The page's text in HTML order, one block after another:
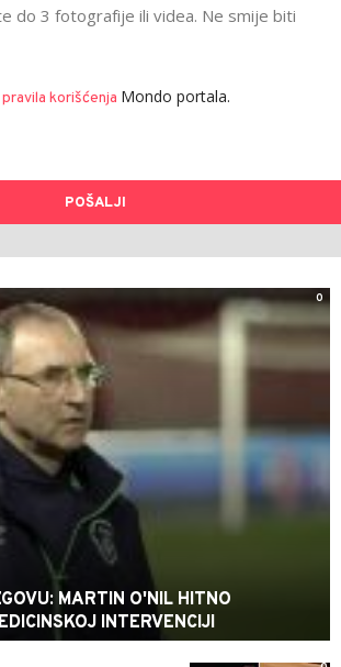
do 3 fotografije ili videa. Ne smije biti
pravila korišćenja Mondo portala.
POŠALJI
0
MARTIN O'NIL HITNO
INTERVENCIJI